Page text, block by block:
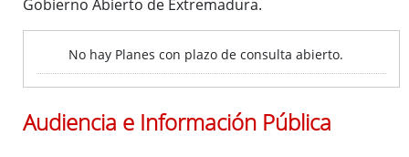
I Estrategia de Desarrollo Sostenible de la Diputación de
Badajoz 2020-2023
PLAN MOVEM (Plan de Movilidad de Vehículos Eléctricos en
Gobierno Abierto de Extremadura.
No hay Planes con plazo de consulta abierto.
Audiencia e Información Pública